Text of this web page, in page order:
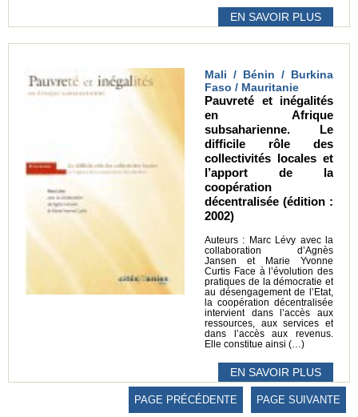
EN SAVOIR PLUS
Mali / Bénin / Burkina
Faso / Mauritanie
Pauvreté et inégalités
en Afrique
subsaharienne. Le
difficile rôle des
collectivités locales et
l’apport de la
coopération
décentralisée (édition :
2002)
Auteurs : Marc Lévy avec la
collaboration d’Agnès
Jansen et Marie Yvonne
Curtis Face à l’évolution des
pratiques de la démocratie et
au désengagement de l’Etat,
la coopération décentralisée
intervient dans l’accès aux
ressources, aux services et
dans l’accès aux revenus.
Elle constitue ainsi (…)
EN SAVOIR PLUS
PAGE PRÉCÉDENTE PAGE SUIVANTE